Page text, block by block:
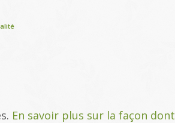
En savoir plus sur la façon dont